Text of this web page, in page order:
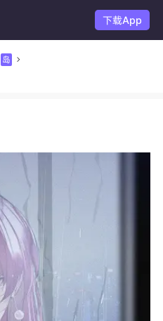
下载App
岛 